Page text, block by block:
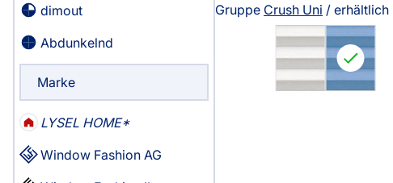
Zubehör
Alle Flächenvorhänge
Massanfertigung
Service
dimout
Abdunkelnd
Marke
LYSEL HOME
Window Fashion AG
Gruppe Crush Uni / erhältlich